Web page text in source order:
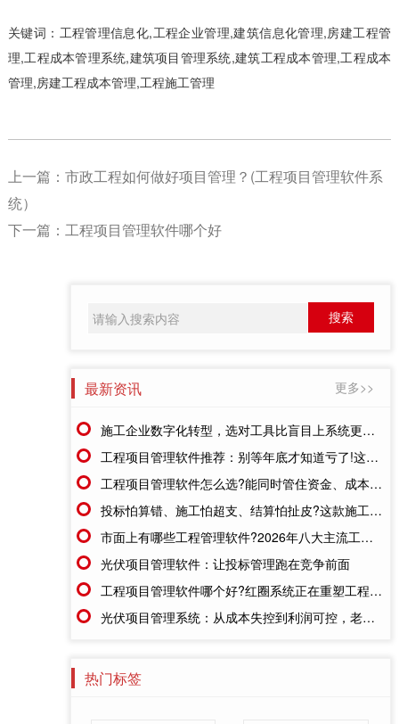
关键词：工程管理信息化,工程企业管理,建筑信息化管理,房建工程管
理,工程成本管理系统,建筑项目管理系统,建筑工程成本管理,工程成本
管理,房建工程成本管理,工程施工管理
上一篇： ​市政工程如何做好项目管理？(工程项目管理软件系
统）
下一篇： 工程项目管理软件哪个好
最新资讯 更多>>
施工企业数字化转型，选对工具比盲目上系统更重要
工程项目管理软件推荐：别等年底才知道亏了!这套系统让每一分钱都有迹可循
工程项目管理软件怎么选?能同时管住资金、成本、进度的才靠谱
投标怕算错、施工怕超支、结算怕扯皮?这款施工成本管理系统一招全解决
市面上有哪些工程管理软件?2026年八大主流工具深度盘点
光伏项目管理软件：让投标管理跑在竞争前面
工程项目管理软件哪个好?红圈系统正在重塑工程企业的"数字大脑"
光伏项目管理系统：从成本失控到利润可控，老板只需做对一步
热门标签